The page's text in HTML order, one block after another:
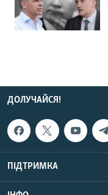
ДОЛУЧАЙСЯ!
ПІДТРИМКА